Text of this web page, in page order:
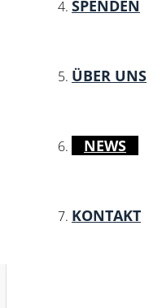
SPENDEN
ÜBER UNS
NEWS
KONTAKT